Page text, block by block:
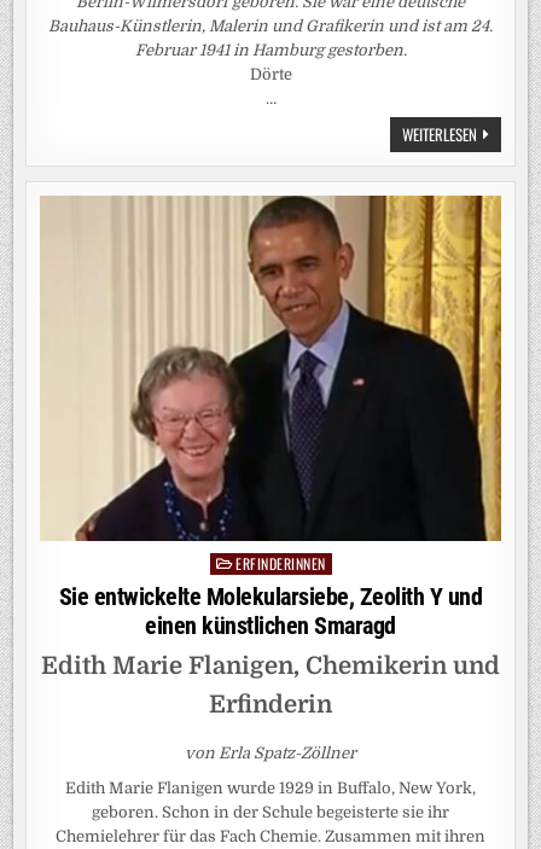
Bauhaus-Künstlerin, Malerin und Grafikerin und ist am 24.
Februar 1941 in Hamburg gestorben.
Dörte
…
WEITERLESENDÖRTE
HELM
Posted
in
ERFINDERINNEN
Sie entwickelte Molekularsiebe, Zeolith Y und
einen künstlichen Smaragd
Edith Marie Flanigen, Chemikerin und
Erfinderin
von Erla Spatz-Zöllner
Edith Marie Flanigen wurde 1929 in Buffalo, New York,
geboren. Schon in der Schule begeisterte sie ihr
Chemielehrer für das Fach Chemie. Zusammen mit ihren